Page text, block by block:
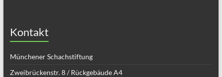
Kontakt
Münchener Schachstiftung
Zweibrückenstr. 8 / Rückgebäude A4